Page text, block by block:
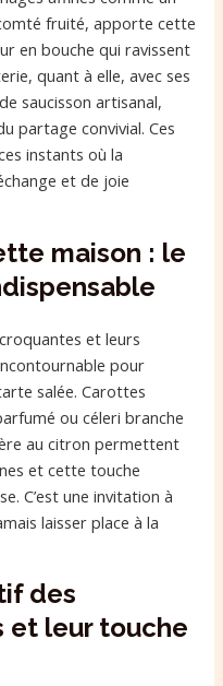
fruité, apporte cette
en bouche qui ravissent
quant à elle, avec ses
saucisson artisanal,
partage convivial. Ces
instants où la
et de joie
maison : le
et leurs
pour
salée. Carottes
ou céleri branche
au citron permettent
et cette touche
C’est une invitation à
laisser place à la
des
et leur touche